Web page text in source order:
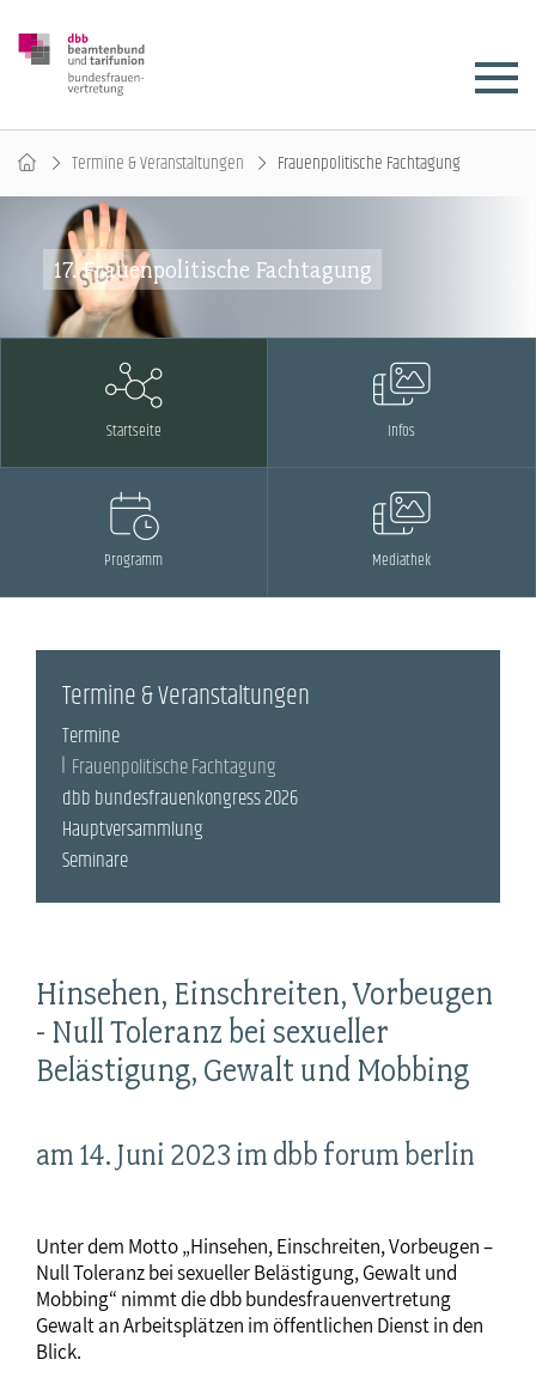
Termine & Veranstaltungen Frauenpolitische Fachtagung
17. Frauenpolitische Fachtagung
Startseite Infos
Programm Mediathek
Hinsehen, Einschreiten, Vorbeugen
- Null Toleranz bei sexueller
Belästigung, Gewalt und Mobbing
am 14. Juni 2023 im dbb forum berlin
Unter dem Motto „Hinsehen, Einschreiten, Vorbeugen –
Null Toleranz bei sexueller Belästigung, Gewalt und
Mobbing“ nimmt die dbb bundesfrauenvertretung
Gewalt an Arbeitsplätzen im öffentlichen Dienst in den
Blick.
Termine & Veranstaltungen
Termine
Frauenpolitische Fachtagung
dbb bundesfrauenkongress 2026
Hauptversammlung
Seminare